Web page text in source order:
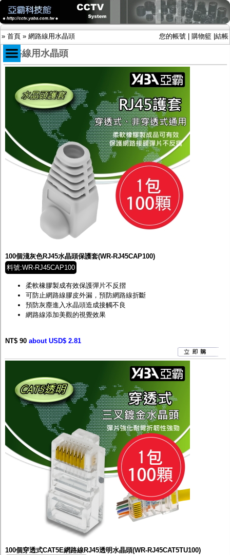
» 首頁 » 網路線用水晶頭 您的帳號 購物籃 結帳
商品目錄
限時促銷特惠專案
IP網路攝影機及錄放影機
AHD DVR數位錄放影機
AHD半球型(適用屋內)
AHD中小型紅外線攝影機(適用騎樓、室內外)
AHD防護罩型攝影機(適用屋外，紅外線照射
距離遠）
AHD特殊功能型攝影機
旋轉型攝影機.旋轉台
傳統高解析攝影機
防護罩及支架
多路攝影機單軸傳輸
監聽器.麥克風
視訊轉換設備
雙絞線傳輸器
雜訊改善器
分配放大器
網路線用水晶頭
網路線
懶人線.同軸線.花線
變壓器.避雷器
偽裝嚇阻假監視器. 警示防盜貼紙
電腦工業機殼
客訂商品
網路線用水晶頭
100個淺灰色RJ45水晶頭保護套(WR-RJ45CAP100)
料號:WR-RJ45CAP100
柔軟橡膠製成有效保護彈片不反摺
可防止網路線膠皮外漏，預防網路線折斷
預防灰塵進入水晶頭造成接觸不良
網路線添加美觀的視覺效果
NT$ 90 about USD$ 2.81
100個穿透式CAT5E網路線RJ45透明水晶頭(WR-RJ45CAT5TU100)